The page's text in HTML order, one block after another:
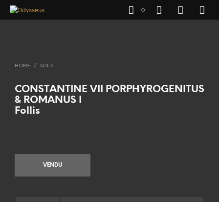
0
HOME / SOLD
CONSTANTINE VII PORPHYROGENITUS
& ROMANUS I
Follis
VENDU